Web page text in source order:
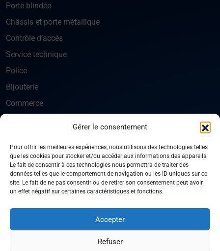
Gérer le consentement
Pour offrir les meilleures expériences, nous utilisons des technologies telles
que les cookies pour stocker et/ou accéder aux informations des appareils.
Le fait de consentir à ces technologies nous permettra de traiter des
données telles que le comportement de navigation ou les ID uniques sur ce
site. Le fait de ne pas consentir ou de retirer son consentement peut avoir
un effet négatif sur certaines caractéristiques et fonctions.
Accepter
Refuser
Porte blindée
Châssis et porte métallique
Contrôle d’accès
Service technique
Police
Bijouterie
Commerce
Normes de sécurité
Qui sommes-nous
Nous contacter
© 2026 AM Seva. Tous droits réservés.
Mentions légales